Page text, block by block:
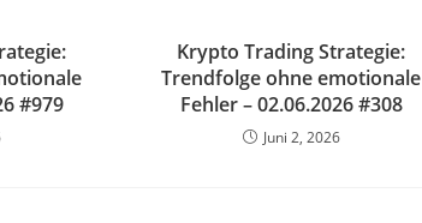
#979
Krypto Trading Strategie:
Trendfolge ohne emotionale
Fehler – 02.06.2026 #308
Juni 2, 2026